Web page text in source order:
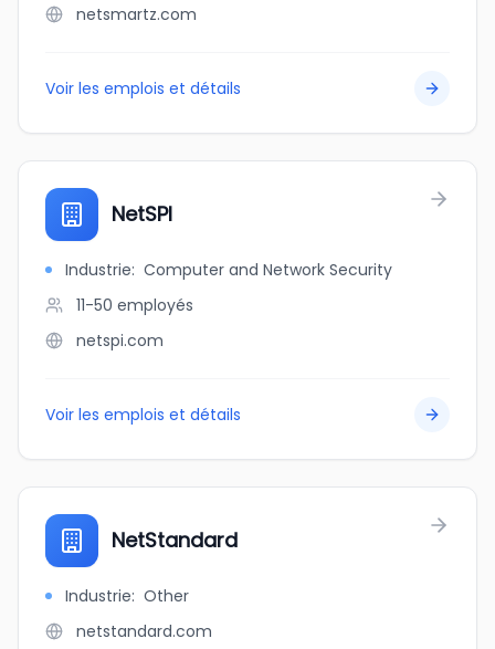
netsmartz.com
Voir les emplois et détails
NetSPI
Industrie: Computer and Network Security
11-50 employés
netspi.com
Voir les emplois et détails
NetStandard
Industrie: Other
netstandard.com